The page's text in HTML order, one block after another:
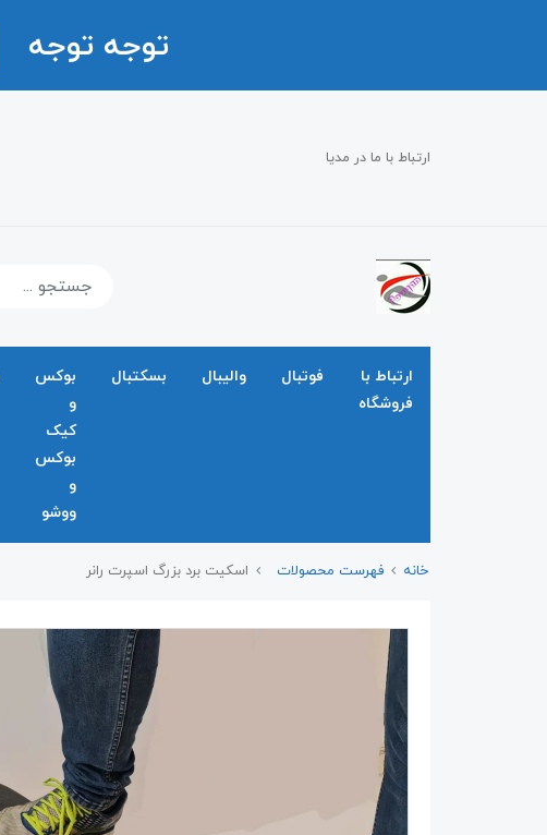
توجه توجه
ارتباط با ما در مدیا
ارتباط با
فروشگاه
فوتبال والیبال بسکتبال
بوکس
و
کیک
بوکس
و
ووشو
خانه فهرست محصولات اسکیت برد بزرگ اسپرت رانر